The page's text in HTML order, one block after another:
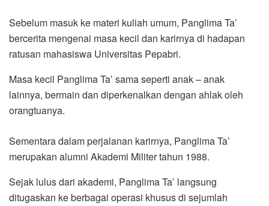
Sebelum masuk ke materi kuliah umum, Panglima Ta’
bercerita mengenai masa kecil dan karirnya di hadapan
ratusan mahasiswa Universitas Pepabri.
Masa kecil Panglima Ta’ sama seperti anak – anak
lainnya, bermain dan diperkenalkan dengan ahlak oleh
orangtuanya.
Sementara dalam perjalanan karirnya, Panglima Ta’
merupakan alumni Akademi Militer tahun 1988.
Sejak lulus dari akademi, Panglima Ta’ langsung
ditugaskan ke berbagai operasi khusus di sejumlah